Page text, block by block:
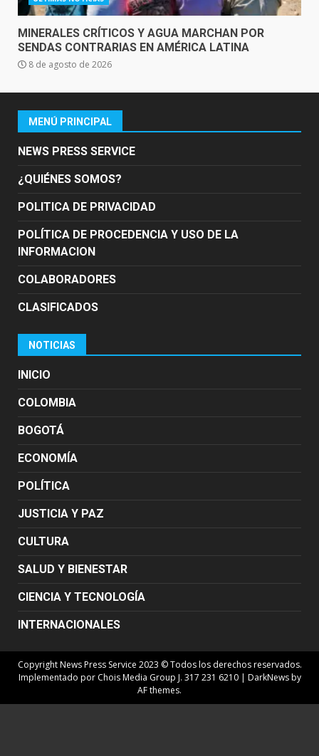
MINERALES CRÍTICOS Y AGUA MARCHAN POR
SENDAS CONTRARIAS EN AMÉRICA LATINA
8 de agosto de 2026
MENÚ PRINCIPAL
NEWS PRESS SERVICE
¿QUIÉNES SOMOS?
POLITICA DE PRIVACIDAD
POLÍTICA DE PROCEDENCIA Y USO DE LA
INFORMACION
COLABORADORES
CLASIFICADOS
NOTICIAS
INICIO
COLOMBIA
BOGOTÁ
ECONOMÍA
POLÍTICA
JUSTICIA Y PAZ
CULTURA
SALUD Y BIENESTAR
CIENCIA Y TECNOLOGÍA
INTERNACIONALES
Copyright News Press Service 2023 © Todos los derechos reservados.
Implementado por Chois Media Group J. 317 231 6210 | DarkNewsby
AF themes.